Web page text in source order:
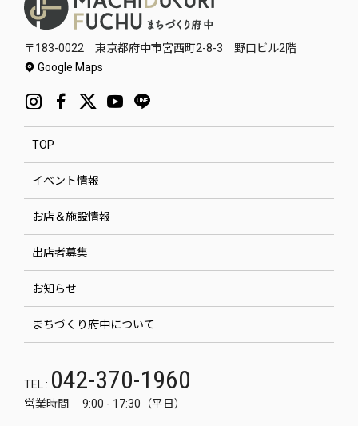
〒183-0022 東京都府中市宮西町2-8-3 野口ビル2階
Google Maps
TOP
イベント情報
お店＆施設情報
出店者募集
お知らせ
まちづくり府中について
TEL : 042-370-1960
営業時間 9:00 - 17:30（平日）